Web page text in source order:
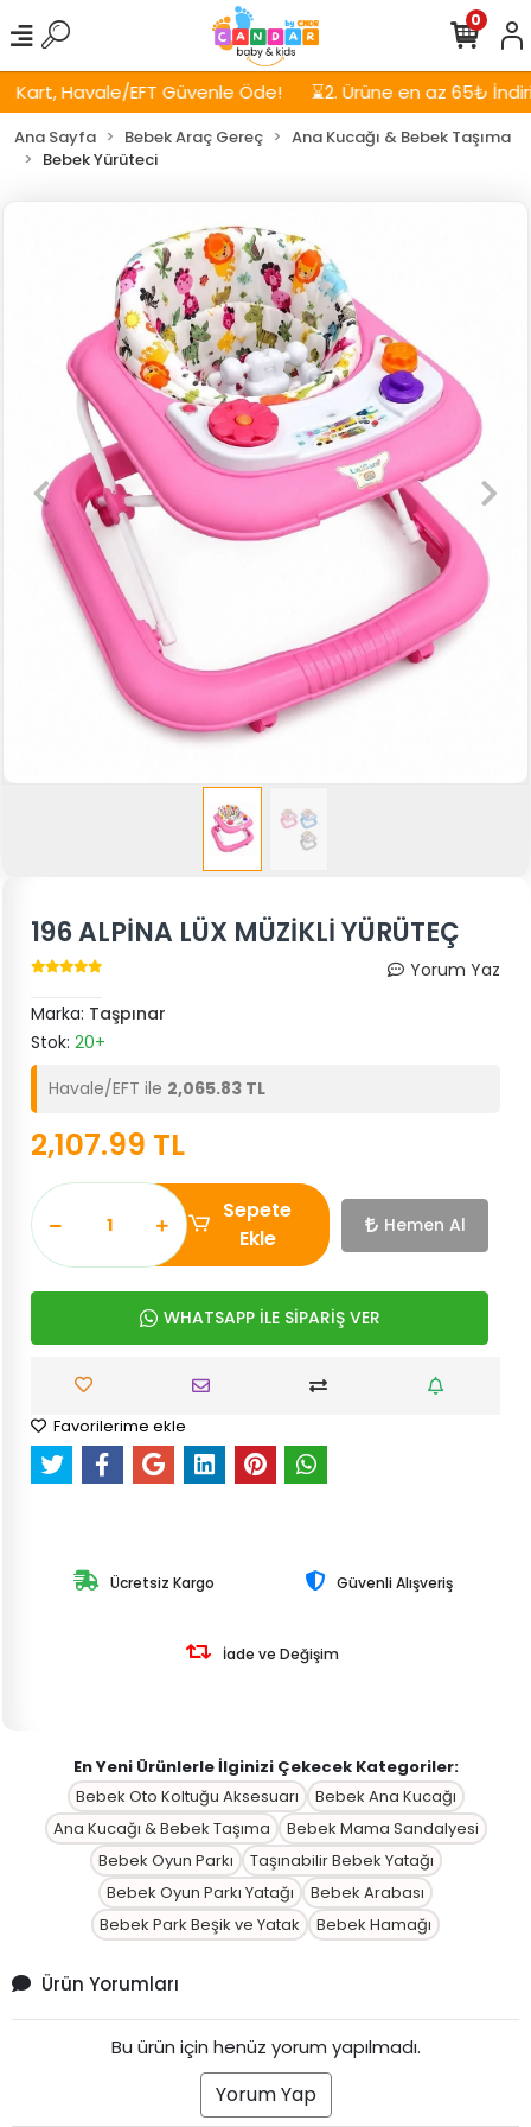
Havale/EFT Güvenle Öde! ⌛2. Ürüne en az 65₺
0
Ana Sayfa Bebek Araç Gereç
Ana Kucağı & Bebek Taşıma
Bebek Yürüteci
196 ALPİNA LÜX MÜZİKLİ YÜRÜTEÇ
Yorum Yaz
Marka: Taşpınar
Stok: 20+
Havale/EFT ile 2,065.83 TL
2,107.99 TL
Sepete
Ekle
Hemen Al
WHATSAPP İLE SİPARİŞ VER
Favorilerime ekle
Ücretsiz Kargo Güvenli Alışveriş
İade ve Değişim
En Yeni Ürünlerle İlginizi Çekecek Kategoriler:
Bebek Oto Koltuğu Aksesuarı
Bebek Ana Kucağı
Ana Kucağı & Bebek Taşıma
Bebek Mama Sandalyesi
Bebek Oyun Parkı
Taşınabilir Bebek Yatağı
Bebek Oyun Parkı Yatağı
Bebek Arabası
Bebek Park Beşik ve Yatak
Bebek Hamağı
Ürün Yorumları
Bu ürün için henüz yorum yapılmadı.
Yorum Yap